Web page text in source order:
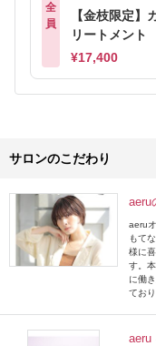
全
員
【金枝限定】
リートメント
¥17,400
サロンのこだわり
aeru
aeru
もて
様に
す。
に働
てお
aeru